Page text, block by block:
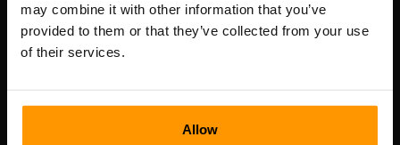
may combine it with other information that you’ve
provided to them or that they’ve collected from your use
of their services.
Allow
Recenzje
Kontakty
Warunki